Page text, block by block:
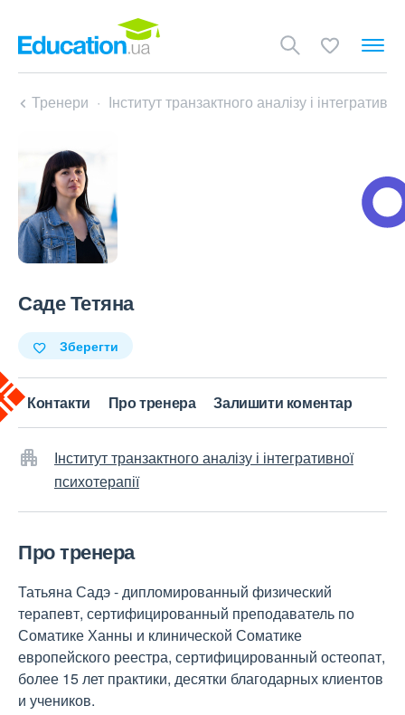
Тренери Інститут транзактного аналізу і
Саде Тетяна
Зберегти
Контакти Про тренера Залишити коментар
Інститут транзактного аналізу і інтегративної
психотерапії
Про тренера
Татьяна Садэ - дипломированный физический
терапевт, сертифицированный преподаватель по
Соматике Ханны и клинической Соматике
европейского реестра, сертифицированный остеопат,
более 15 лет практики, десятки благодарных клиентов
и учеников.